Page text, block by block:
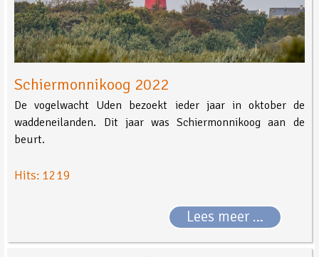
Schiermonnikoog 2022
De vogelwacht Uden bezoekt ieder jaar in oktober de
waddeneilanden. Dit jaar was Schiermonnikoog aan de
beurt.
Hits: 1219
Lees meer …